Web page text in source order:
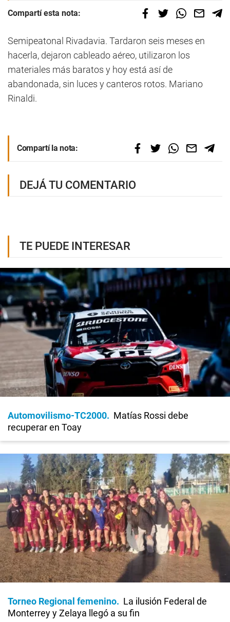
Compartí esta nota:
Semipeatonal Rivadavia. Tardaron seis meses en
hacerla, dejaron cableado aéreo, utilizaron los
materiales más baratos y hoy está así de
abandonada, sin luces y canteros rotos. Mariano
Rinaldi.
Compartí la nota:
DEJÁ TU COMENTARIO
TE PUEDE INTERESAR
Automovilismo-TC2000
Matías Rossi debe
recuperar en Toay
Torneo Regional femenino
La ilusión Federal de
Monterrey y Zelaya llegó a su fin